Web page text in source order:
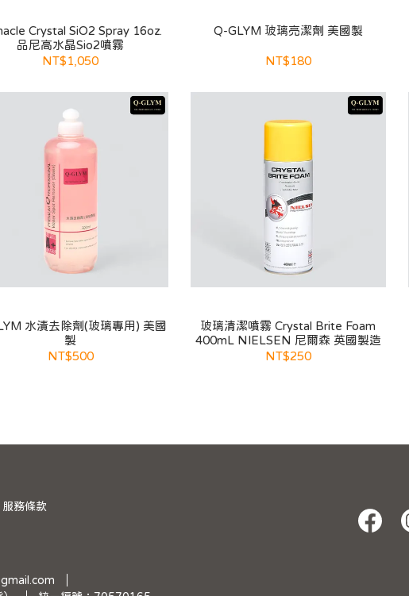
Crystal SiO2 Spray 16oz.
品尼高水晶Sio2噴霧
NT$1,050
Q-GLYM 玻璃亮潔劑 美國製
NT$180
水漬去除劑(玻璃專用) 美國
製
NT$500
玻璃清潔噴霧 Crystal Brite Foam
400mL NIELSEN 尼爾森 英國製造
NT$250
服務條款